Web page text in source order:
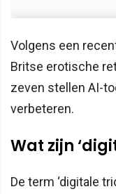
Volgens een
Britse erotische
zeven stellen AI-
verbeteren.
Wat zijn
De term ‘digitale